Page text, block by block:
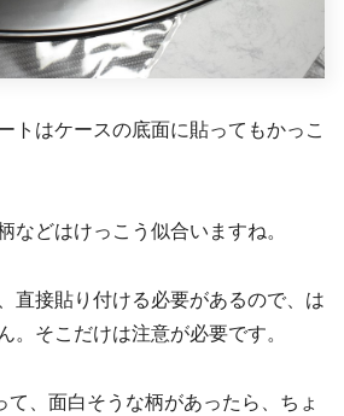
トはケースの底面に貼ってもかっこ
などはけっこう似合いますね。
直接貼り付ける必要があるので、は
。そこだけは注意が必要です。
て、面白そうな柄があったら、ちょ